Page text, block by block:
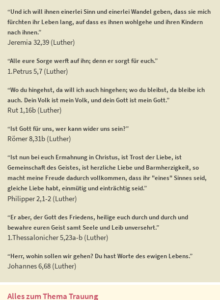
“Und ich will ihnen einerlei Sinn und einerlei Wandel geben, dass sie mich
fürchten ihr Leben lang, auf dass es ihnen wohlgehe und ihren Kindern
nach ihnen.”
Jeremia 32,39 (Luther)
“Alle eure Sorge werft auf ihn; denn er sorgt für euch.”
1.Petrus 5,7 (Luther)
“Wo du hingehst, da will ich auch hingehen; wo du bleibst, da bleibe ich
auch. Dein Volk ist mein Volk, und dein Gott ist mein Gott.”
Rut 1,16b (Luther)
“Ist Gott für uns, wer kann wider uns sein?”
Römer 8,31b (Luther)
“Ist nun bei euch Ermahnung in Christus, ist Trost der Liebe, ist
Gemeinschaft des Geistes, ist herzliche Liebe und Barmherzigkeit, so
macht meine Freude dadurch vollkommen, dass ihr "eines" Sinnes seid,
gleiche Liebe habt, einmütig und einträchtig seid.”
Philipper 2,1-2 (Luther)
“Er aber, der Gott des Friedens, heilige euch durch und durch und
bewahre euren Geist samt Seele und Leib unversehrt.”
1.Thessalonicher 5,23a-b (Luther)
“Herr, wohin sollen wir gehen? Du hast Worte des ewigen Lebens.”
Johannes 6,68 (Luther)
Alles zum Thema Trauung